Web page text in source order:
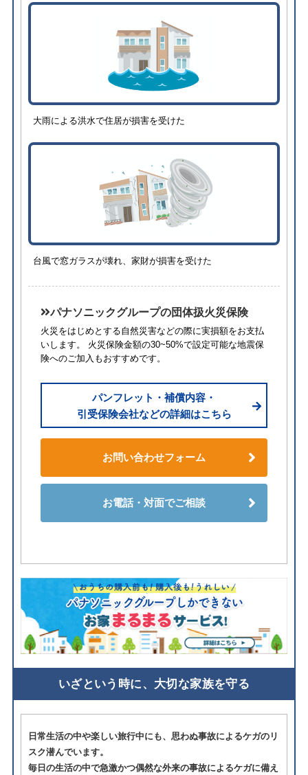
大雨による洪水で住居が損害を受けた
台風で窓ガラスが壊れ、家財が損害を受けた
パナソニックグループの団体扱火災保険
火災をはじめとする自然災害などの際に実損額をお支払
いします。 火災保険金額の30~50%で設定可能な地震保
険へのご加入もおすすめです。
パンフレット・補償内容・
引受保険会社などの詳細はこちら
お問い合わせフォーム
お電話・対面でご相談
いざという時に、大切な家族を守る
日常生活の中や楽しい旅行中にも、思わぬ事故によるケガのリ
スク潜んでいます。
毎日の生活の中で急激かつ偶然な外来の事故によるケガに備え